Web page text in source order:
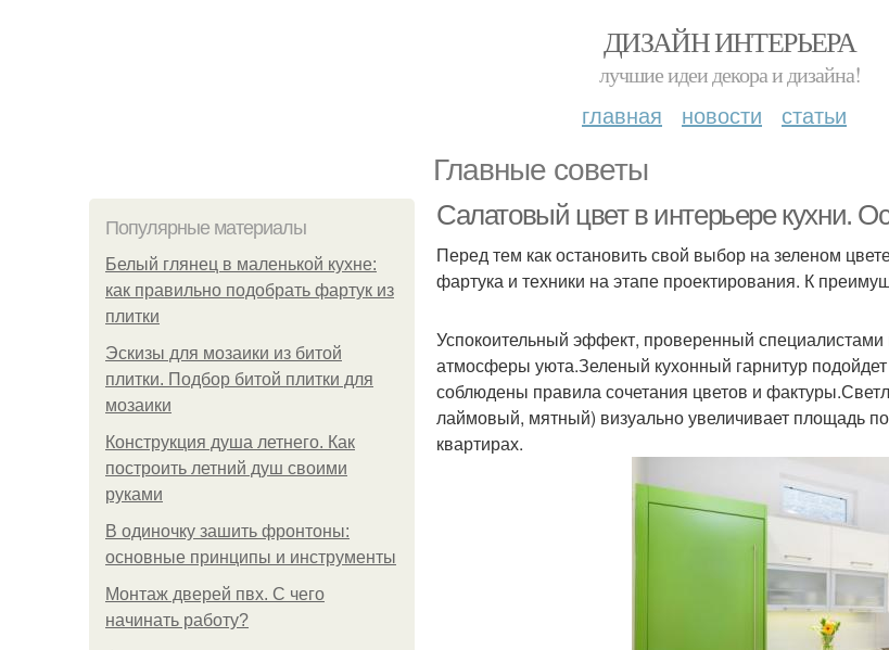
ДИЗАЙН ИНТЕРЬЕРА
лучшие идеи декора и дизайна!
главная новости статьи
Главные советы
Популярные материалы
Белый глянец в маленькой кухне:
как правильно подобрать фартук из
плитки
Эскизы для мозаики из битой
плитки. Подбор битой плитки для
мозаики
Конструкция душа летнего. Как
построить летний душ своими
руками
В одиночку зашить фронтоны:
основные принципы и инструменты
Монтаж дверей пвх. С чего
начинать работу?
Салатовый цвет в интерьере кухни.
Перед тем как остановить свой выбор на зеленом
фартука и техники на этапе проектирования. К
Успокоительный эффект, проверенный
атмосферы уюта.Зеленый кухонный гарнитур
соблюдены правила сочетания цветов и
лаймовый, мятный) визуально увеличивает площадь
квартирах.